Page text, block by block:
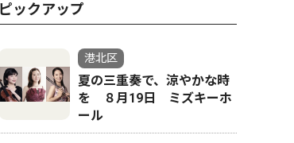
ピックアップ
港北区
夏の三重奏で、涼やかな時
を ８月19日 ミズキーホ
ール